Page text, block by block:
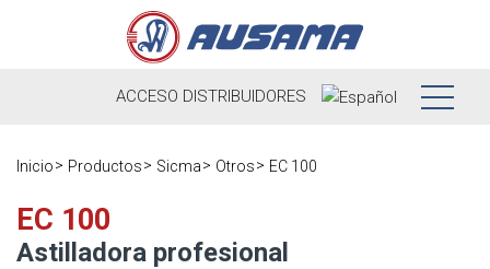
ACCESO DISTRIBUIDORES
Inicio Productos Sicma Otros EC 100
EC 100
Astilladora profesional